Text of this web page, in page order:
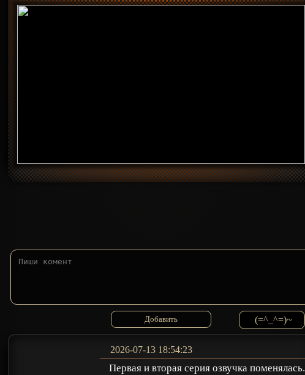
(=^_^=)~
2026-07-13 18:54:23
Первая и вторая серия озвучка поменялась.